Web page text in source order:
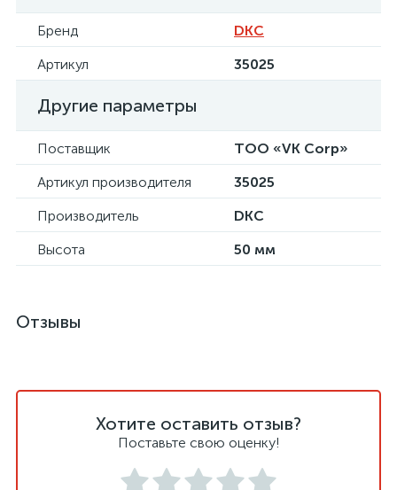
Бренд
DKC
Артикул
35025
Другие параметры
Поставщик
ТОО «VK Corp»
Артикул производителя
35025
Производитель
DKC
Высота
50 мм
Отзывы
Хотите оставить отзыв?
Поставьте свою оценку!